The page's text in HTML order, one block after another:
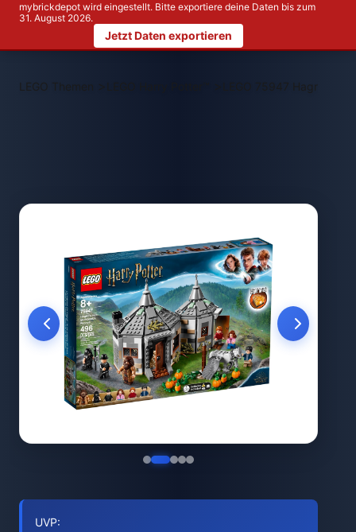
mybrickdepot wird eingestellt. Bitte exportiere deine Daten bis zum
31. August 2026.
Jetzt Daten exportieren
LEGO Themen > LEGO 75947 Hagrids
UVP: